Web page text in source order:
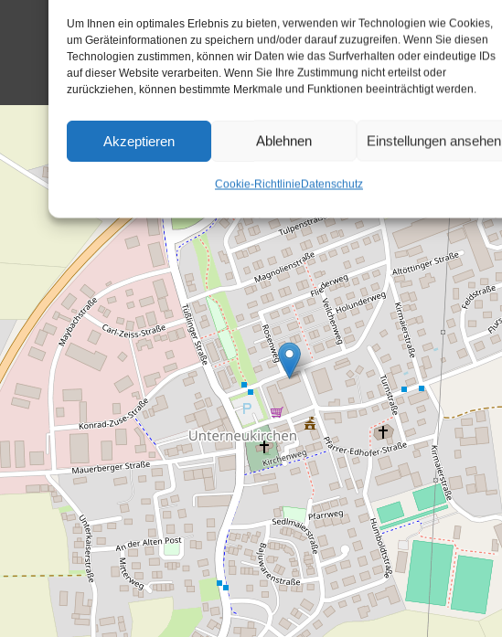
Um Ihnen ein optimales Erlebnis zu bieten, verwenden wir Technologien wie Cookies,
um Geräteinformationen zu speichern und/oder darauf zuzugreifen. Wenn Sie diesen
Technologien zustimmen, können wir Daten wie das Surfverhalten oder eindeutige IDs
auf dieser Website verarbeiten. Wenn Sie Ihre Zustimmung nicht erteilst oder
zurückziehen, können bestimmte Merkmale und Funktionen beeinträchtigt werden.
Akzeptieren Ablehnen Einstellungen ansehen
Cookie-RichtlinieDatenschutz
Ansprechpartner Öffnungszeiten